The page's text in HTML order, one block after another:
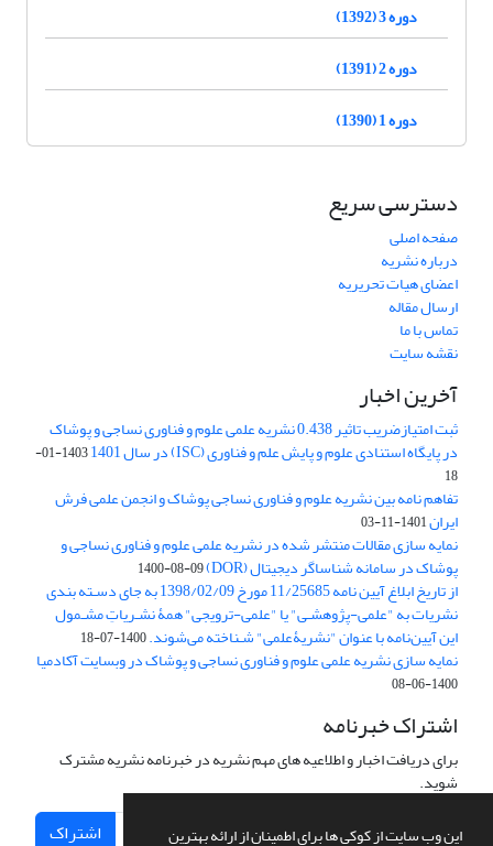
این وب سایت از کوکی ها برای اطمینان از ارائه بهترین
دوره 3 (1392)
دوره 2 (1391)
دوره 1 (1390)
دسترسی سریع
صفحه اصلی
درباره نشریه
اعضای هیات تحریریه
ارسال مقاله
تماس با ما
نقشه سایت
آخرین اخبار
ثبت امتیازضریب تاثیر 0.438 نشریه علمی علوم و فناوری نساجی و پوشاک
در پایگاه استنادی علوم و پایش علم و فناوری (ISC) در سال 1401
1403-01-
18
تفاهم نامه بین نشریه علوم و فناوری نساجی پوشاک و انجمن علمی فرش
ایران1401-11-03
نمایه سازی مقالات منتشر شده در نشریه علمی علوم و فناوری نساجی و
پوشاک در سامانه شناساگر دیجیتال (DOR) 1400-08-09
از تاریخ ابلاغ آیین نامه 11/25685 مورخ 1398/02/09 به جای دسـته بندی
نشریات به "علمی-پژوهشـی" یا "علمی-ترویجی" همۀ نشـریاتِ مشـمول
این آیین‌نامه با عنوان "نشریۀعلمی" شـناخته می‌شوند.1400-07-18
نمایه سازی نشریه علمی علوم و فناوری نساجی و پوشاک در وبسایت آکادمیا
1400-06-08
اشتراک خبرنامه
برای دریافت اخبار و اطلاعیه های مهم نشریه در خبرنامه نشریه مشترک
شوید.
اشتراک